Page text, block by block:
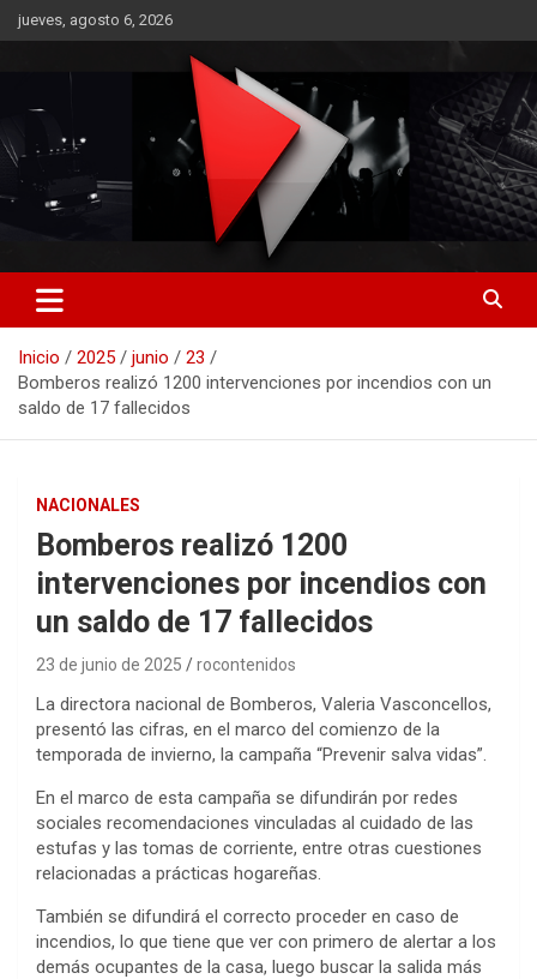
Saltar
al
jueves, agosto 6, 2026
RO CONTENIDOS
Inicio 2025 junio
23
Bomberos realizó 1200 intervenciones por incendios con un
saldo de 17 fallecidos
NACIONALES
Bomberos realizó 1200
intervenciones por incendios con
un saldo de 17 fallecidos
23 de junio de 2025 rocontenidos
La directora nacional de Bomberos, Valeria Vasconcellos,
presentó las cifras, en el marco del comienzo de la
temporada de invierno, la campaña “Prevenir salva vidas”.
En el marco de esta campaña se difundirán por redes
sociales recomendaciones vinculadas al cuidado de las
estufas y las tomas de corriente, entre otras cuestiones
relacionadas a prácticas hogareñas.
También se difundirá el correcto proceder en caso de
incendios, lo que tiene que ver con primero de alertar a los
demás ocupantes de la casa, luego buscar la salida más